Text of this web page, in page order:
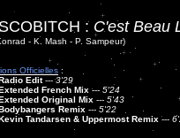
: C'est Beau
- K. Mash - P. Sampeur)
Officielles :
Edit---3'29
French Mix --- 5'24
Original Mix --- 5'43
Remix --- 5'22
Tandarsen & Uppermost Remix ---